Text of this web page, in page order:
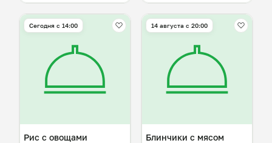
Сегодня с 14:00
Рис с овощами
14 августа с 20:00
Блинчики с мясом